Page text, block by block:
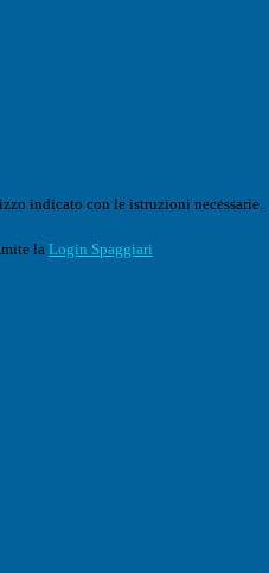
indicato con le istruzioni necessarie.
la Login Spaggiari